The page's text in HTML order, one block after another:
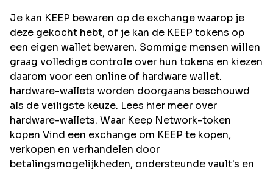
Je kan KEEP bewaren op de exchange waarop je
deze gekocht hebt, of je kan de KEEP tokens op
een eigen wallet bewaren. Sommige mensen willen
graag volledige controle over hun tokens en kiezen
daarom voor een online of hardware wallet.
hardware-wallets worden doorgaans beschouwd
als de veiligste keuze. Lees hier meer over
hardware-wallets. Waar Keep Network-token
kopen Vind een exchange om KEEP te kopen,
verkopen en verhandelen door
betalingsmogelijkheden, ondersteunde vault's en